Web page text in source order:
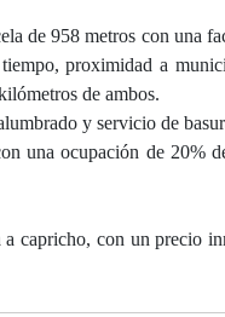
de 958 metros con una
proximidad a
de ambos.
y servicio de
una ocupación de 20%
capricho, con un precio